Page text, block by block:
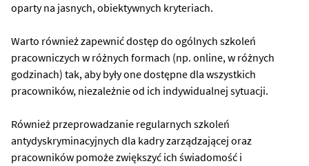
oparty na jasnych, obiektywnych kryteriach.
Warto również zapewnić dostęp do ogólnych szkoleń
pracowniczych w różnych formach (np. online, w różnych
godzinach) tak, aby były one dostępne dla wszystkich
pracowników, niezależnie od ich indywidualnej sytuacji.
Również przeprowadzanie regularnych szkoleń
antydyskryminacyjnych dla kadry zarządzającej oraz
pracowników pomoże zwiększyć ich świadomość i